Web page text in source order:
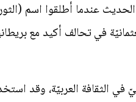
عندما أطلقوا اسم
الشريف نفسه عام 1915 ضدّ الخلافة
الثقافة العربيّة، وقد